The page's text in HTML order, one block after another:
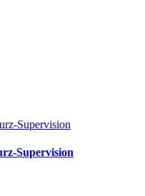
Supervision